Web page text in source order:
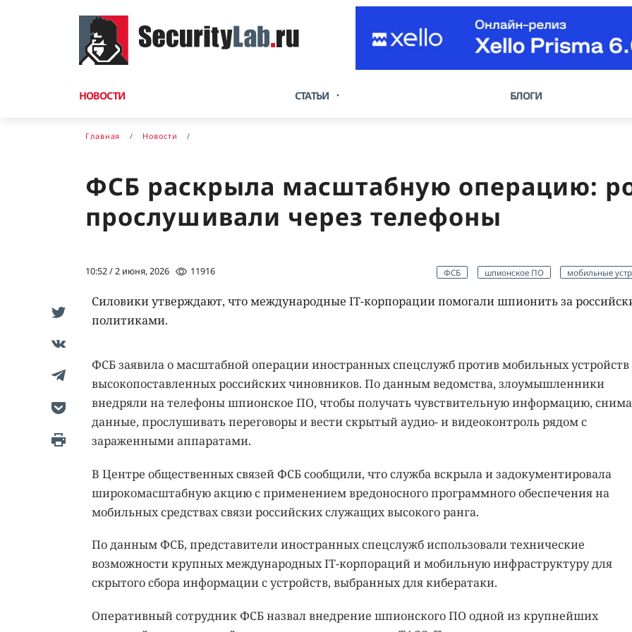
НОВОСТИ СТАТЬИ БЛОГИ
Главная Новости
ФСБ раскрыла масштабную операцию:
прослушивали через телефоны
10:52 / 2 июня, 2026 11916 ФСБ шпионское ПО мобильные
Силовики утверждают, что международные IT-корпорации помогали шпионить за
политиками.
ФСБ заявила о масштабной операции иностранных спецслужб против мобильных устройств
высокопоставленных российских чиновников. По данным ведомства, злоумышленники
внедряли на телефоны шпионское ПО, чтобы получать чувствительную информацию,
данные, прослушивать переговоры и вести скрытый аудио- и видеоконтроль рядом с
зараженными аппаратами.
В Центре общественных связей ФСБ сообщили, что служба вскрыла и задокументировала
широкомасштабную акцию с применением вредоносного программного обеспечения на
мобильных средствах связи российских служащих высокого ранга.
По данным ФСБ, представители иностранных спецслужб использовали технические
возможности крупных международных IT-корпораций и мобильную инфраструктуру для
скрытого сбора информации с устройств, выбранных для кибератаки.
Оперативный сотрудник ФСБ назвал внедрение шпионского ПО одной из крупнейших